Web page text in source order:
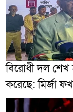
বিরোধী দল শেখ
করেছে: মির্জা